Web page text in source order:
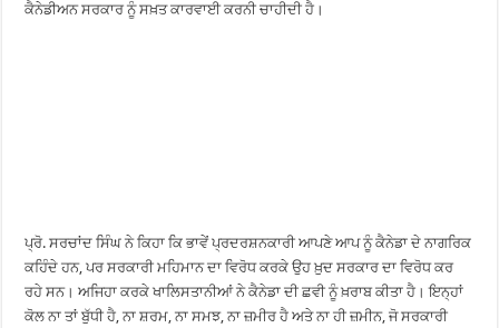
ਕੈਨੇਡੀਅਨ ਸਰਕਾਰ ਨੂੰ ਸਖ਼ਤ ਕਾਰਵਾਈ ਕਰਨੀ ਚਾਹੀਦੀ ਹੈ।
ਪ੍ਰੋ. ਸਰਚਾਂਦ ਸਿੰਘ ਨੇ ਕਿਹਾ ਕਿ ਭਾਵੇਂ ਪ੍ਰਦਰਸ਼ਨਕਾਰੀ ਆਪਣੇ ਆਪ ਨੂੰ ਕੈਨੇਡਾ ਦੇ ਨਾਗਰਿਕ
ਕਹਿੰਦੇ ਹਨ, ਪਰ ਸਰਕਾਰੀ ਮਹਿਮਾਨ ਦਾ ਵਿਰੋਧ ਕਰਕੇ ਉਹ ਖ਼ੁਦ ਸਰਕਾਰ ਦਾ ਵਿਰੋਧ ਕਰ
ਰਹੇ ਸਨ। ਅਜਿਹਾ ਕਰਕੇ ਖਾਲਿਸਤਾਨੀਆਂ ਨੇ ਕੈਨੇਡਾ ਦੀ ਛਵੀ ਨੂੰ ਖ਼ਰਾਬ ਕੀਤਾ ਹੈ। ਇਨ੍ਹਾਂ
ਕੋਲ ਨਾ ਤਾਂ ਬੁੱਧੀ ਹੈ, ਨਾ ਸ਼ਰਮ, ਨਾ ਸਮਝ, ਨਾ ਜ਼ਮੀਰ ਹੈ ਅਤੇ ਨਾ ਹੀ ਜ਼ਮੀਨ, ਜੋ ਸਰਕਾਰੀ